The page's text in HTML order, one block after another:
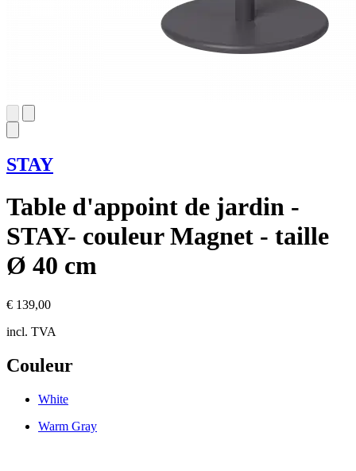
STAY
Table d'appoint de jardin -
STAY- couleur Magnet - taille
Ø 40 cm
€ 139,00
incl. TVA
Couleur
White
Warm Gray